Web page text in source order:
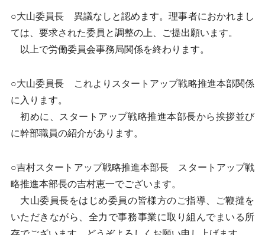
○大山委員長 異議なしと認めます。理事者におかれまし
ては、要求された委員と調整の上、ご提出願います。
以上で労働委員会事務局関係を終わります。
○大山委員長 これよりスタートアップ戦略推進本部関係
に入ります。
初めに、スタートアップ戦略推進本部長から挨拶並び
に幹部職員の紹介があります。
○吉村スタートアップ戦略推進本部長 スタートアップ戦
略推進本部長の吉村恵一でございます。
大山委員長をはじめ委員の皆様方のご指導、ご鞭撻を
いただきながら、全力で事務事業に取り組んでまいる所